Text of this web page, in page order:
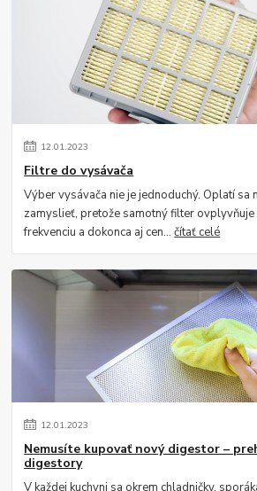
12.01.2023
Filtre do vysávača
Výber vysávača nie je jednoduchý. Oplatí sa
zamyslieť, pretože samotný filter
frekvenciu a dokonca aj cen...čítať celé
12.01.2023
Nemusíte kupovať nový digestor –
digestory
V každej kuchyni sa okrem chladničky,